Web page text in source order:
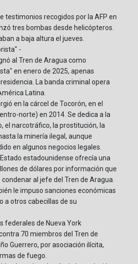
testimonios recogidos por la AFP en
tres bombas desde helicópteros.
a baja altura el jueves.
-
al Tren de Aragua como
en enero de 2025, apenas
La banda criminal opera
Latina.
en la cárcel de Tocorón, en el
norte) en 2014. Se dedica a la
el narcotráfico, la prostitución, la
la minería ilegal, aunque
en algunos negocios legales.
estadounidense ofrecía una
de dólares por información que
al jefe del Tren de Aragua.
le impuso sanciones económicas
a otros cabecillas de su
federales de Nueva York
70 miembros del Tren de
Guerrero, por asociación ilícita,
de fuego.